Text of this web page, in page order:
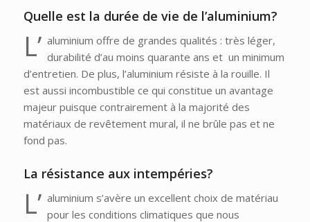
Quelle est la durée de vie de l’aluminium?
L’ aluminium offre de grandes qualités : très léger,
durabilité d’au moins quarante ans et un minimum
d’entretien. De plus, l’aluminium résiste à la rouille. Il
est aussi incombustible ce qui constitue un avantage
majeur puisque contrairement à la majorité des
matériaux de revêtement mural, il ne brûle pas et ne
fond pas.
La résistance aux intempéries?
L’ aluminium s’avère un excellent choix de matériau
pour les conditions climatiques que nous